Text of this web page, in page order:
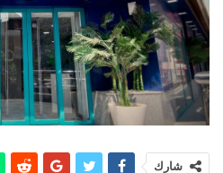
شارك